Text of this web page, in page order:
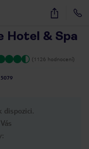
33
Hotel & Spa
(1126 hodnocení)
dispozici.